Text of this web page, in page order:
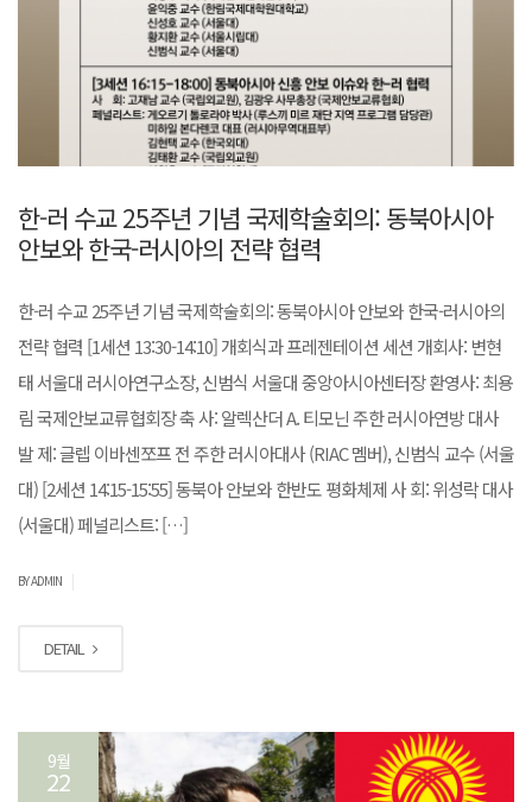
한-러 수교 25주년 기념 국제학술회의: 동북아시아
안보와 한국-러시아의 전략 협력
한-러 수교 25주년 기념 국제학술회의: 동북아시아 안보와 한국-러시아의
전략 협력 [1세션 13:30-14:10] 개회식과 프레젠테이션 세션 개회사: 변현
태 서울대 러시아연구소장, 신범식 서울대 중앙아시아센터장 환영사: 최용
림 국제안보교류협회장 축 사: 알렉산더 A. 티모닌 주한 러시아연방 대사
발 제: 글렙 이바센쪼프 전 주한 러시아대사 (RIAC 멤버), 신범식 교수 (서울
대) [2세션 14:15-15:55] 동북아 안보와 한반도 평화체제 사 회: 위성락 대사
(서울대) 페널리스트: […]
BY ADMIN
DETAIL
9월
22